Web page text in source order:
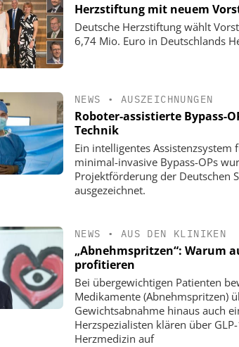
Herzstiftung mit neuem
Deutsche Herzstiftung wählt
6,74 Mio. Euro in Deutschlands
NEWS • AUSZEICHNUNGEN
Roboter-assistierte Bypass-
Technik
Ein intelligentes
minimal-invasive Bypass-OPs
Projektförderung der Deutschen
ausgezeichnet.
NEWS • AUS DEN KLINIKEN
„Abnehmspritzen“: Warum
profitieren
Bei übergewichtigen Patienten
Medikamente (Abnehmspritzen)
Gewichtsabnahme hinaus auch
Herzspezialisten klären über
Herzmedizin auf